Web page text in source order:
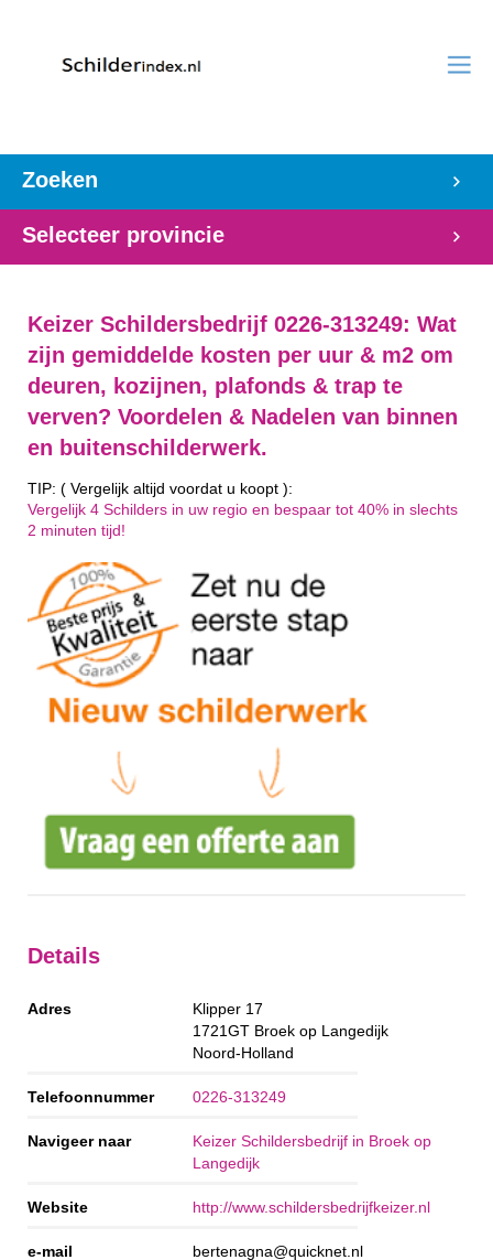
Zoeken
Selecteer provincie
Keizer Schildersbedrijf 0226-313249: Wat
zijn gemiddelde kosten per uur & m2 om
deuren, kozijnen, plafonds & trap te
verven? Voordelen & Nadelen van binnen
en buitenschilderwerk.
TIP: ( Vergelijk altijd voordat u koopt ):
Vergelijk 4 Schilders in uw regio en bespaar tot 40% in slechts
2 minuten tijd!
Details
Adres
Klipper 17
1721GT Broek op Langedijk
Noord-Holland
Telefoonnummer 0226-313249
Navigeer naar
Keizer Schildersbedrijf in Broek op
Langedijk
Website http://www.schildersbedrijfkeizer.nl
e-mail bertenagna@quicknet.nl